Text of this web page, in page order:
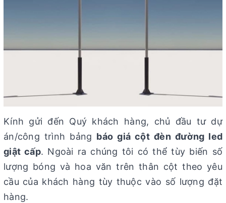
Kính gửi đến Quý khách hàng, chủ đầu tư dự
án/công trình bảng báo giá cột đèn đường led
giật cấp. Ngoài ra chúng tôi có thể tùy biến số
lượng bóng và hoa văn trên thân cột theo yêu
cầu của khách hàng tùy thuộc vào số lượng đặt
hàng.